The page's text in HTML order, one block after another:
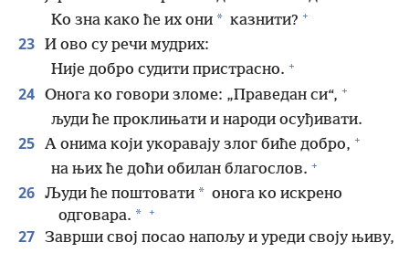
Ко зна како ће их они * казнити? +
23 И ово су речи мудрих:
Није добро судити пристрасно. +
24 Онога ко говори зломе: „Праведан си“, +
људи ће проклињати и народи осуђивати.
25 А онима који укоравају злог биће добро, +
на њих ће доћи обилан благослов. +
26 Људи ће поштовати * онога ко искрено
одговара. * +
27 Заврши свој посао напољу и уреди своју њиву,